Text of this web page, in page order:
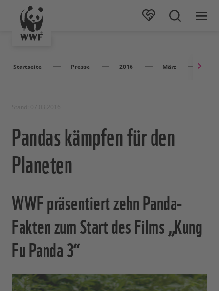
Startseite Presse 2016 März
Pandas kämpfen für den
Planeten
WWF präsentiert zehn Panda-
Fakten zum Start des Films „Kung
Fu Panda 3“